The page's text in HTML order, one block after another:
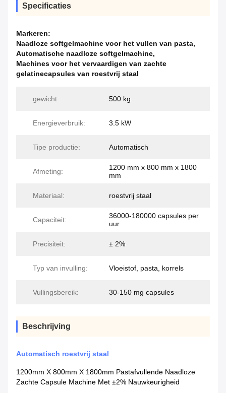
Specificaties
Markeren:
Naadloze softgelmachine voor het vullen van pasta,
Automatische naadloze softgelmachine,
Machines voor het vervaardigen van zachte
gelatinecapsules van roestvrij staal
gewicht: 500 kg
Energieverbruik: 3.5 kW
Tipe productie: Automatisch
Afmeting:
1200 mm x 800 mm x 1800
mm
Materiaal: roestvrij staal
Capaciteit:
36000-180000 capsules per
uur
Precisiteit: ± 2%
Typ van invulling: Vloeistof, pasta, korrels
Vullingsbereik: 30-150 mg capsules
Beschrijving
Automatisch roestvrij staal
1200mm X 800mm X 1800mm Pastafvullende Naadloze
Zachte Capsule Machine Met ±2% Nauwkeurigheid